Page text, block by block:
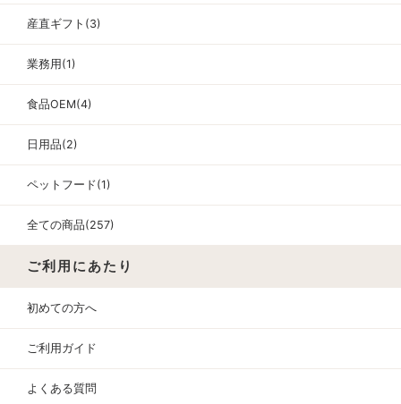
産直ギフト(3)
業務用(1)
食品OEM(4)
日用品(2)
ペットフード(1)
全ての商品(257)
ご利用にあたり
初めての方へ
ご利用ガイド
よくある質問